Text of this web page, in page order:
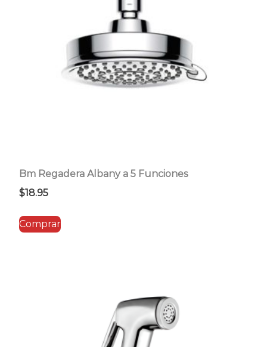
Bm Regadera Albany a 5 Funciones
$18.95
Comprar